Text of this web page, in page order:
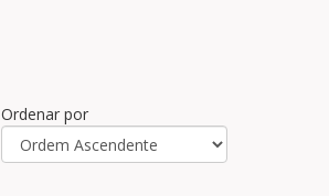
Ordenar por